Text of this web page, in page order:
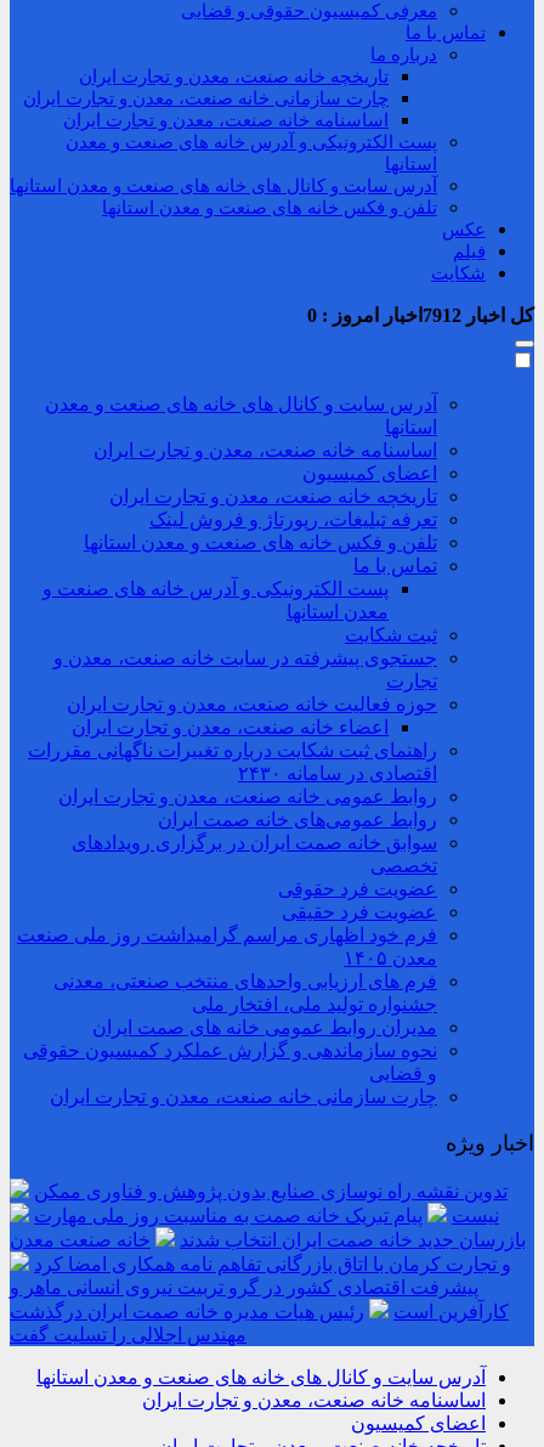
معرفی کمیسیون حقوقی و قضایی
تماس با ما
درباره ما
تاریخچه خانه صنعت، معدن و تجارت ایران
چارت سازمانی خانه صنعت، معدن و تجارت ایران
اساسنامه خانه صنعت، معدن و تجارت ایران
پست الکترونیکی و آدرس خانه های صنعت و معدن
استانها
آدرس سایت و کانال های خانه های صنعت و معدن استانها
تلفن و فکس خانه های صنعت و معدن استانها
عکس
فیلم
شکایت
کل اخبار اخبار امروز : 0
آدرس سایت و کانال های خانه های صنعت و معدن
استانها
اساسنامه خانه صنعت، معدن و تجارت ایران
اعضای کمیسیون
تاریخچه خانه صنعت، معدن و تجارت ایران
تعرفه تبلیغات، رپورتاژ و فروش لینک
تلفن و فکس خانه های صنعت و معدن استانها
تماس با ما
پست الکترونیکی و آدرس خانه های صنعت و
معدن استانها
ثبت شکایت
جستجوی پیشرفته در سایت خانه صنعت، معدن و
تجارت
حوزه فعالیت خانه صنعت، معدن و تجارت ایران
اعضاء خانه صنعت، معدن و تجارت ایران
راهنمای ثبت شکایت درباره تغییرات ناگهانی مقررات
اقتصادی در سامانه ۲۴۳۰
روابط عمومی خانه صنعت، معدن و تجارت ایران
روابط عمومی‌های خانه صمت ایران
سوابق خانه صمت ایران در برگزاری رویدادهای
تخصصی
عضویت فرد حقوقی
عضویت فرد حقیقی
فرم خود اظهاری مراسم گرامیداشت روز ملی صنعت
معدن ۱۴۰۵
فرم های ارزیابی واحدهای منتخب صنعتی، معدنی
جشنواره تولید ملی، افتخار ملی
مدیران روابط عمومی خانه های صمت ایران
نحوه سازماندهی و گزارش عملکرد کمیسیون حقوقی
و قضایی
چارت سازمانی خانه صنعت، معدن و تجارت ایران
اخبار ویژه
تدوین نقشه راه نوسازی صنایع بدون پژوهش و فناوری ممکن
نیست
پیام تبریک خانه صمت به مناسبت روز ملی مهارت
بازرسان جدید خانه صمت ایران انتخاب شدند
خانه صنعت معدن
و تجارت کرمان با اتاق بازرگانی تفاهم نامه همکاری امضا کرد
پیشرفت اقتصادی کشور در گرو تربیت نیروی انسانی ماهر و
کارآفرین است
رئیس هیات مدیره خانه صمت ایران درگذشت
مهندس اجلالی را تسلیت گفت
آدرس سایت و کانال های خانه های صنعت و معدن استانها
اساسنامه خانه صنعت، معدن و تجارت ایران
اعضای کمیسیون